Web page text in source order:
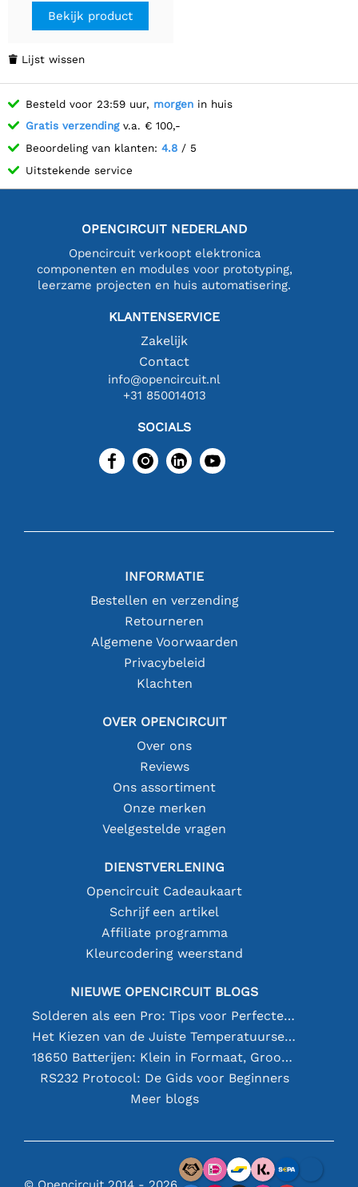
Bekijk product
 Lijst wissen
Besteld voor 23:59 uur, morgen in huis
Gratis verzendingv.a. € 100,-
Beoordeling van klanten: 4.8 / 5
Uitstekende service
OPENCIRCUIT NEDERLAND
Opencircuit verkoopt elektronica
componenten en modules voor prototyping,
leerzame projecten en huis automatisering.
KLANTENSERVICE
Zakelijk
Contact
info@opencircuit.nl
+31 850014013
SOCIALS
INFORMATIE
Bestellen en verzending
Retourneren
Algemene Voorwaarden
Privacybeleid
Klachten
OVER OPENCIRCUIT
Over ons
Reviews
Ons assortiment
Onze merken
Veelgestelde vragen
DIENSTVERLENING
Opencircuit Cadeaukaart
Schrijf een artikel
Affiliate programma
Kleurcodering weerstand
NIEUWE OPENCIRCUIT BLOGS
Solderen als een Pro: Tips voor Perfecte Elektronische Verbindingen
Het Kiezen van de Juiste Temperatuursensor [youtube]
18650 Batterijen: Klein in Formaat, Groot in Prestatie
RS232 Protocol: De Gids voor Beginners
Meer blogs